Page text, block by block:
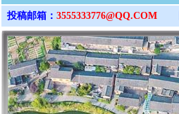
投稿邮箱： 3555333776@QQ.COM